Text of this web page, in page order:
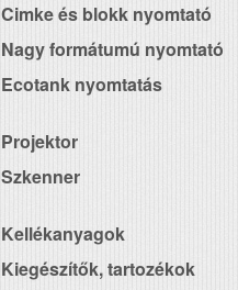
Cimke és blokk nyomtató
Nagy formátumú nyomtató
Ecotank nyomtatás
Projektor
Szkenner
Kellékanyagok
Kiegészítők, tartozékok